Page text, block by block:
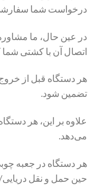
درخواست شما
در عین حال، ما
اتصال آن با کشتی شما
هر دستگاه قبل از
تضمین شود.
علاوه بر این، هر
می‌دهد.
هر دستگاه در جعبه
حین حمل و نقل